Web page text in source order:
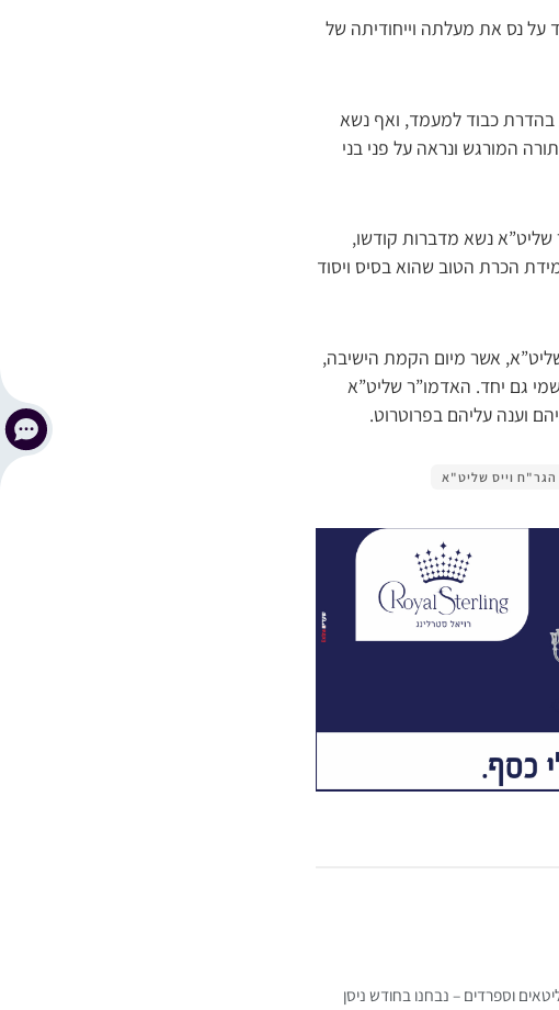
על נס את מעלתה וייחודיתה של
בהדרת כבוד למעמד, ואף נשא
המורגש ונראה על פני בני
נשא מדברות קודשו,
הכרת הטוב שהוא בסיס ויסוד
אשר מיום הקמת הישיבה,
גם יחד. האדמו”ר שליט”א
וענה עליהם בפרוטרוט.
וייס שליט"א
וספרדים – נבחנו בחודש ניסן